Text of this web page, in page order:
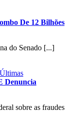
De 12 Bilhões
do Senado [...]
Denuncia
sobre as fraudes